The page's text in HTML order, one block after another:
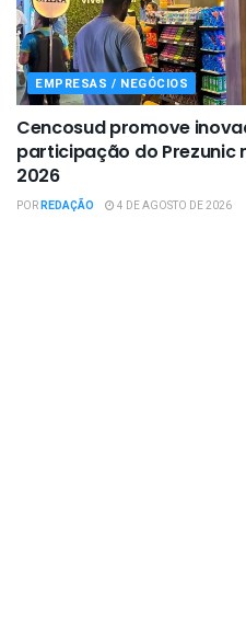
EMPRESAS / NEGÓCIOS
Cencosud promove
participação do Prezunic
2026
PORREDAÇÃO 4 DE AGOSTO DE 2026